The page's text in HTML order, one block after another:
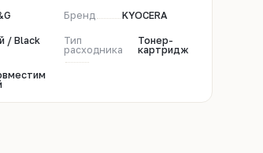
Бренд KYOCERA
/ Black
Тип
расходника
Тонер-
картридж